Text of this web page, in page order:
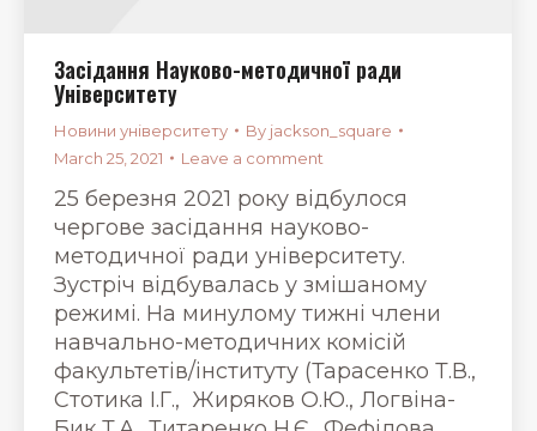
Засідання Науково-методичної ради
Університету
Новини університету By jackson_square
March 25, 2021
Leave a comment
25 березня 2021 року відбулося
чергове засідання науково-
методичної ради університету.
Зустріч відбувалась у змішаному
режимі. На минулому тижні члени
навчально-методичних комісій
факультетів/інституту (Тарасенко Т.В.,
Стотика І.Г., Жиряков О.Ю., Логвіна-